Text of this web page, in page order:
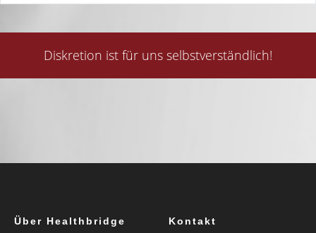
Diskretion ist für uns selbstverständlich!
Über Healthbridge Kontakt